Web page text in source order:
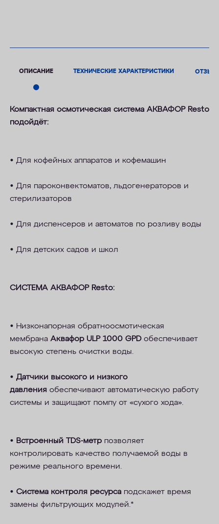
ОПИСАНИЕ ТЕХНИЧЕСКИЕ ХАРАКТЕРИСТИКИ
Компактная осмотическая система АКВАФОР Resto
подойдёт:
• Для кофейных аппаратов и кофемашин
• Для пароконвектоматов, льдогенераторов и
стерилизаторов
• Для диспенсеров и автоматов по розливу воды
• Для детских садов и школ
СИСТЕМА АКВАФОР Resto:
• Низконапорная обратноосмотическая
мембрана Аквафор ULP 1000 GPDобеспечивает
высокую степень очистки воды.
• Датчики высокого и низкого
давления обеспечивают автоматическую работу
системы и защищают помпу от «сухого хода».
• Встроенный TDS-метрпозволяет
контролировать качество получаемой воды в
режиме реального времени.
• Система контроля ресурса подскажет время
замены фильтрующих модулей.*